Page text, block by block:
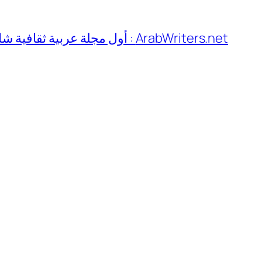
المحتوى
ArabWriters.net : أول مجلة عربية ثقافية شاملة متنوعة